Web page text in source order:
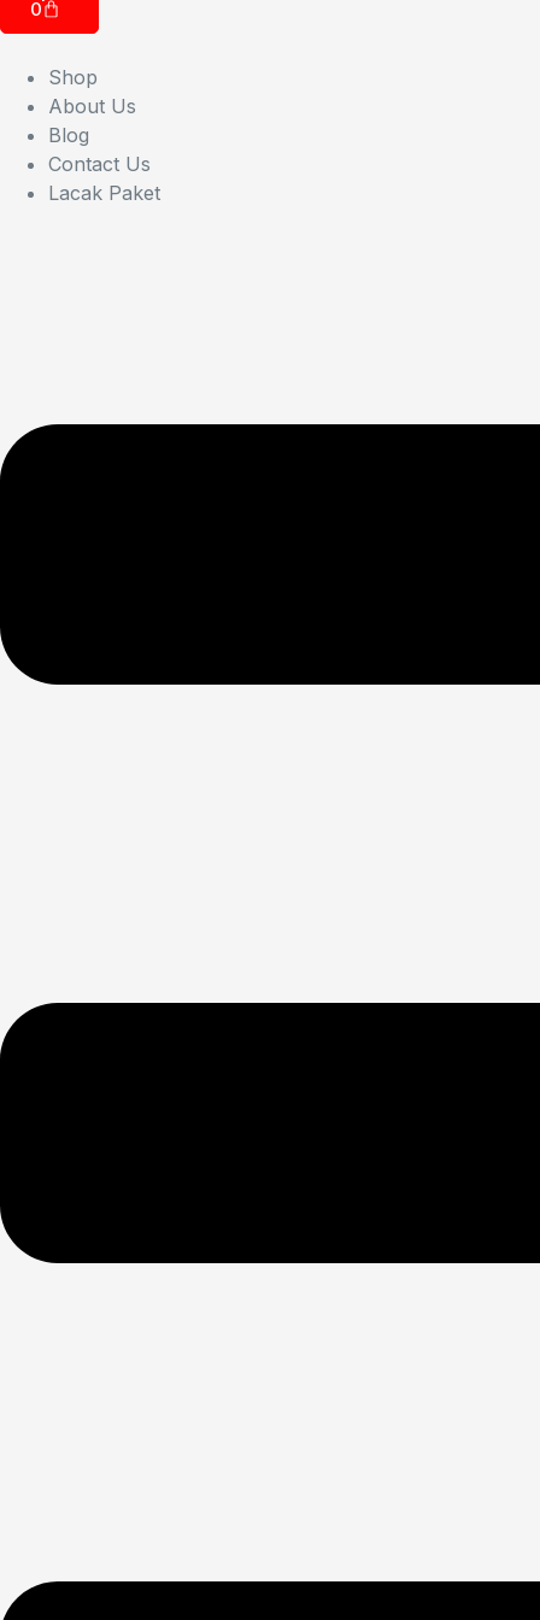
0
Shop
About Us
Blog
Contact Us
Lacak Paket